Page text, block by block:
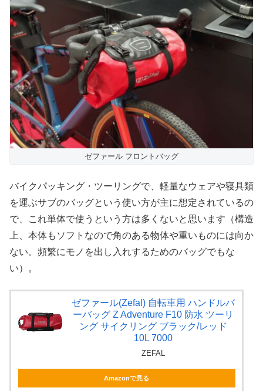
ゼファール フロントバッグ
バイクパッキング・ツーリングで、軽量なウェアや寝具類
を運ぶサブのバッグという使い方が主に想定されているの
で、これ単体で使うという方は多くないと思います（構造
上、本体もソフトなので角のある物体や重いものには向か
ない。頻繁にモノを出し入れするためのバッグでもな
い）。
ゼファール(Zefal) 自転車用 ハンドルバ
ーバッグ Z Adventure F10 防水 ツーリ
ング サイクリング ブラック/レッド
10L 7000
ZEFAL
Amazonで見る